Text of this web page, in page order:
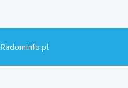
RadomInfo.pl